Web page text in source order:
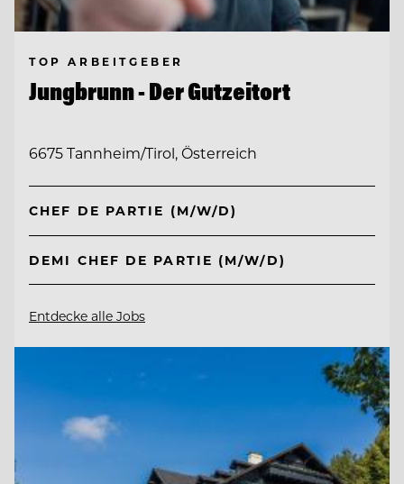
TOP ARBEITGEBER
Jungbrunn - Der Gutzeitort
6675 Tannheim/Tirol, Österreich
CHEF DE PARTIE (M/W/D)
DEMI CHEF DE PARTIE (M/W/D)
Entdecke alle Jobs